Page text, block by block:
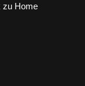
zu Home